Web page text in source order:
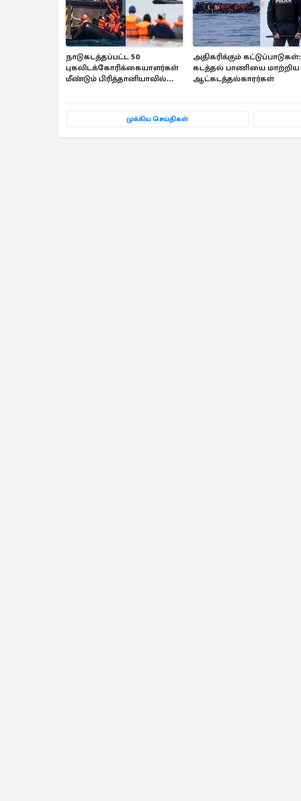
நாடுகடத்தப்பட்ட 50
புகலிடக்கோரிக்கையாளர்கள்
மீண்டும் பிரித்தானியாவில்...
அதிகரிக்கும் கட்டுப்பாடுகள்:
கடத்தல் பாணியை மாற்றிய
ஆட்கடத்தல்காரர்கள்
முக்கிய செய்திகள்